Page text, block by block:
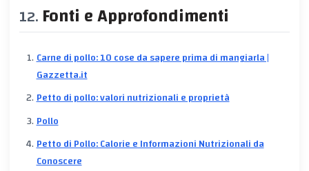
Fonti e Approfondimenti
Carne di pollo: 10 cose da sapere prima di mangiarla |
Gazzetta.it
Petto di pollo: valori nutrizionali e proprietà
Pollo
Petto di Pollo: Calorie e Informazioni Nutrizionali da
Conoscere